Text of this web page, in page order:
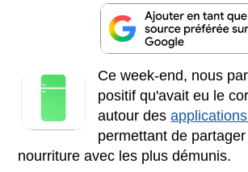
Ce week-end, nous
positif qu'avait eu le
autour des
permettant de
nourriture avec les plus démunis.